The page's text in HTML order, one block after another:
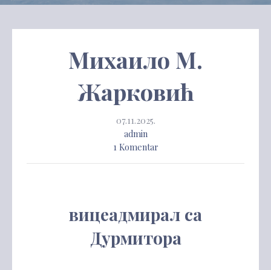
Михаило М.
Жарковић
07.11.2025.
admin
1 Komentar
вицеадмирал са
Дурмитора